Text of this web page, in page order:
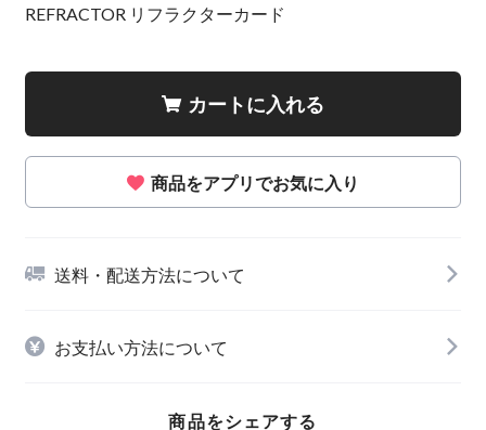
REFRACTOR リフラクターカード
カートに入れる
商品をアプリでお気に入り
送料・配送方法について
お支払い方法について
商品をシェアする